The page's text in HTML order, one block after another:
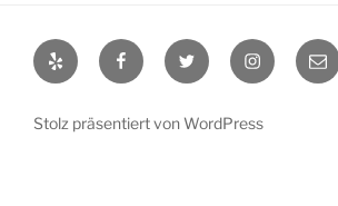
Yelp FacebookTwitter Instagram
E-
Mail
Stolz präsentiert von WordPress